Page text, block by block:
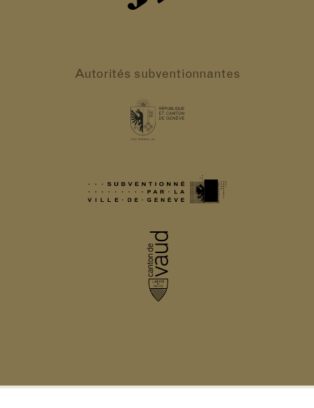
Autorités subventionnantes